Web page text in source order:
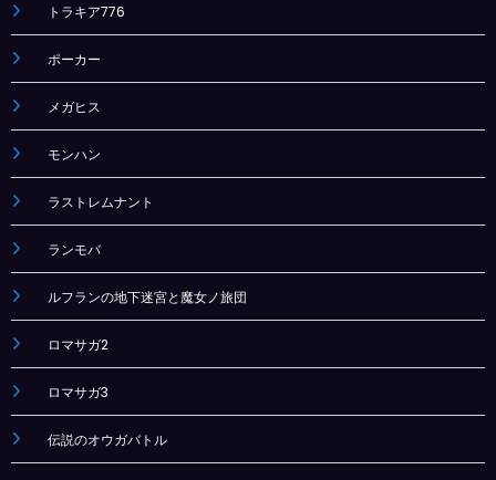
トラキア776
ポーカー
メガヒス
モンハン
ラストレムナント
ランモバ
ルフランの地下迷宮と魔女ノ旅団
ロマサガ2
ロマサガ3
伝説のオウガバトル